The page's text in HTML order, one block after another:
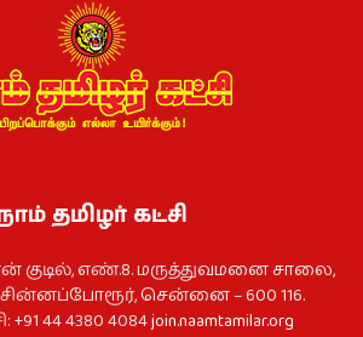
தமிழர் கட்சி
குடில், எண்.8. மருத்துவமனை சாலை,
சென்னை – 600 116.
44 4380 4084join.naamtamilar.org